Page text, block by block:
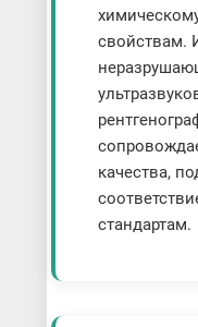
свойствам.
качества,
стандартам.